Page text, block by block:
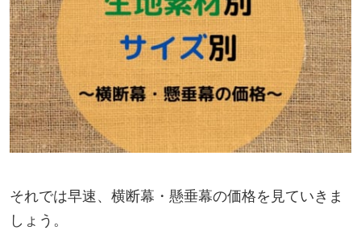
それでは早速、横断幕・懸垂幕の価格を見ていきま
しょう。